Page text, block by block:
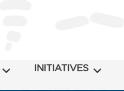
INITIATIVES